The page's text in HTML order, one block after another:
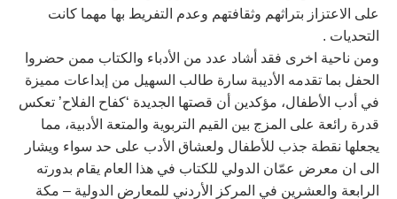
على الاعتزاز بتراثهم وثقافتهم وعدم التفريط بها مهما كانت
التحديات .
ومن ناحية اخرى فقد أشاد عدد من الأدباء والكتاب ممن حضروا
الحفل بما تقدمه الأديبة سارة طالب السهيل من إبداعات مميزة
في أدب الأطفال، مؤكدين أن قصتها الجديدة ‘كفاح الفلاح’ تعكس
قدرة رائعة على المزج بين القيم التربوية والمتعة الأدبية، مما
يجعلها نقطة جذب للأطفال ولعشاق الأدب على حد سواء ويشار
الى ان معرض عمّان الدولي للكتاب في هذا العام يقام بدورته
الرابعة والعشرين في المركز الأردني للمعارض الدولية – مكة